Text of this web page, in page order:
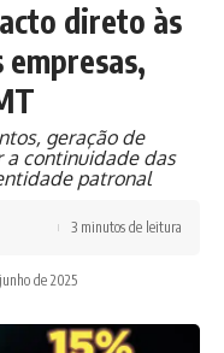
direto às
geração de
a continuidade das
patronal
de 2025
3 minutos de leitura